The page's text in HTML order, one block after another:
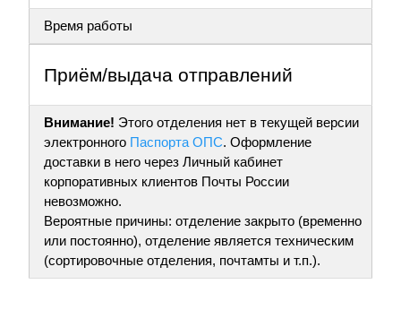
Время работы
Приём/выдача отправлений
Внимание! Этого отделения нет в текущей версии
электронного Паспорта ОПС. Оформление
доставки в него через Личный кабинет
корпоративных клиентов Почты России
невозможно.
Вероятные причины: отделение закрыто (временно
или постоянно), отделение является техническим
(сортировочные отделения, почтамты и т.п.).